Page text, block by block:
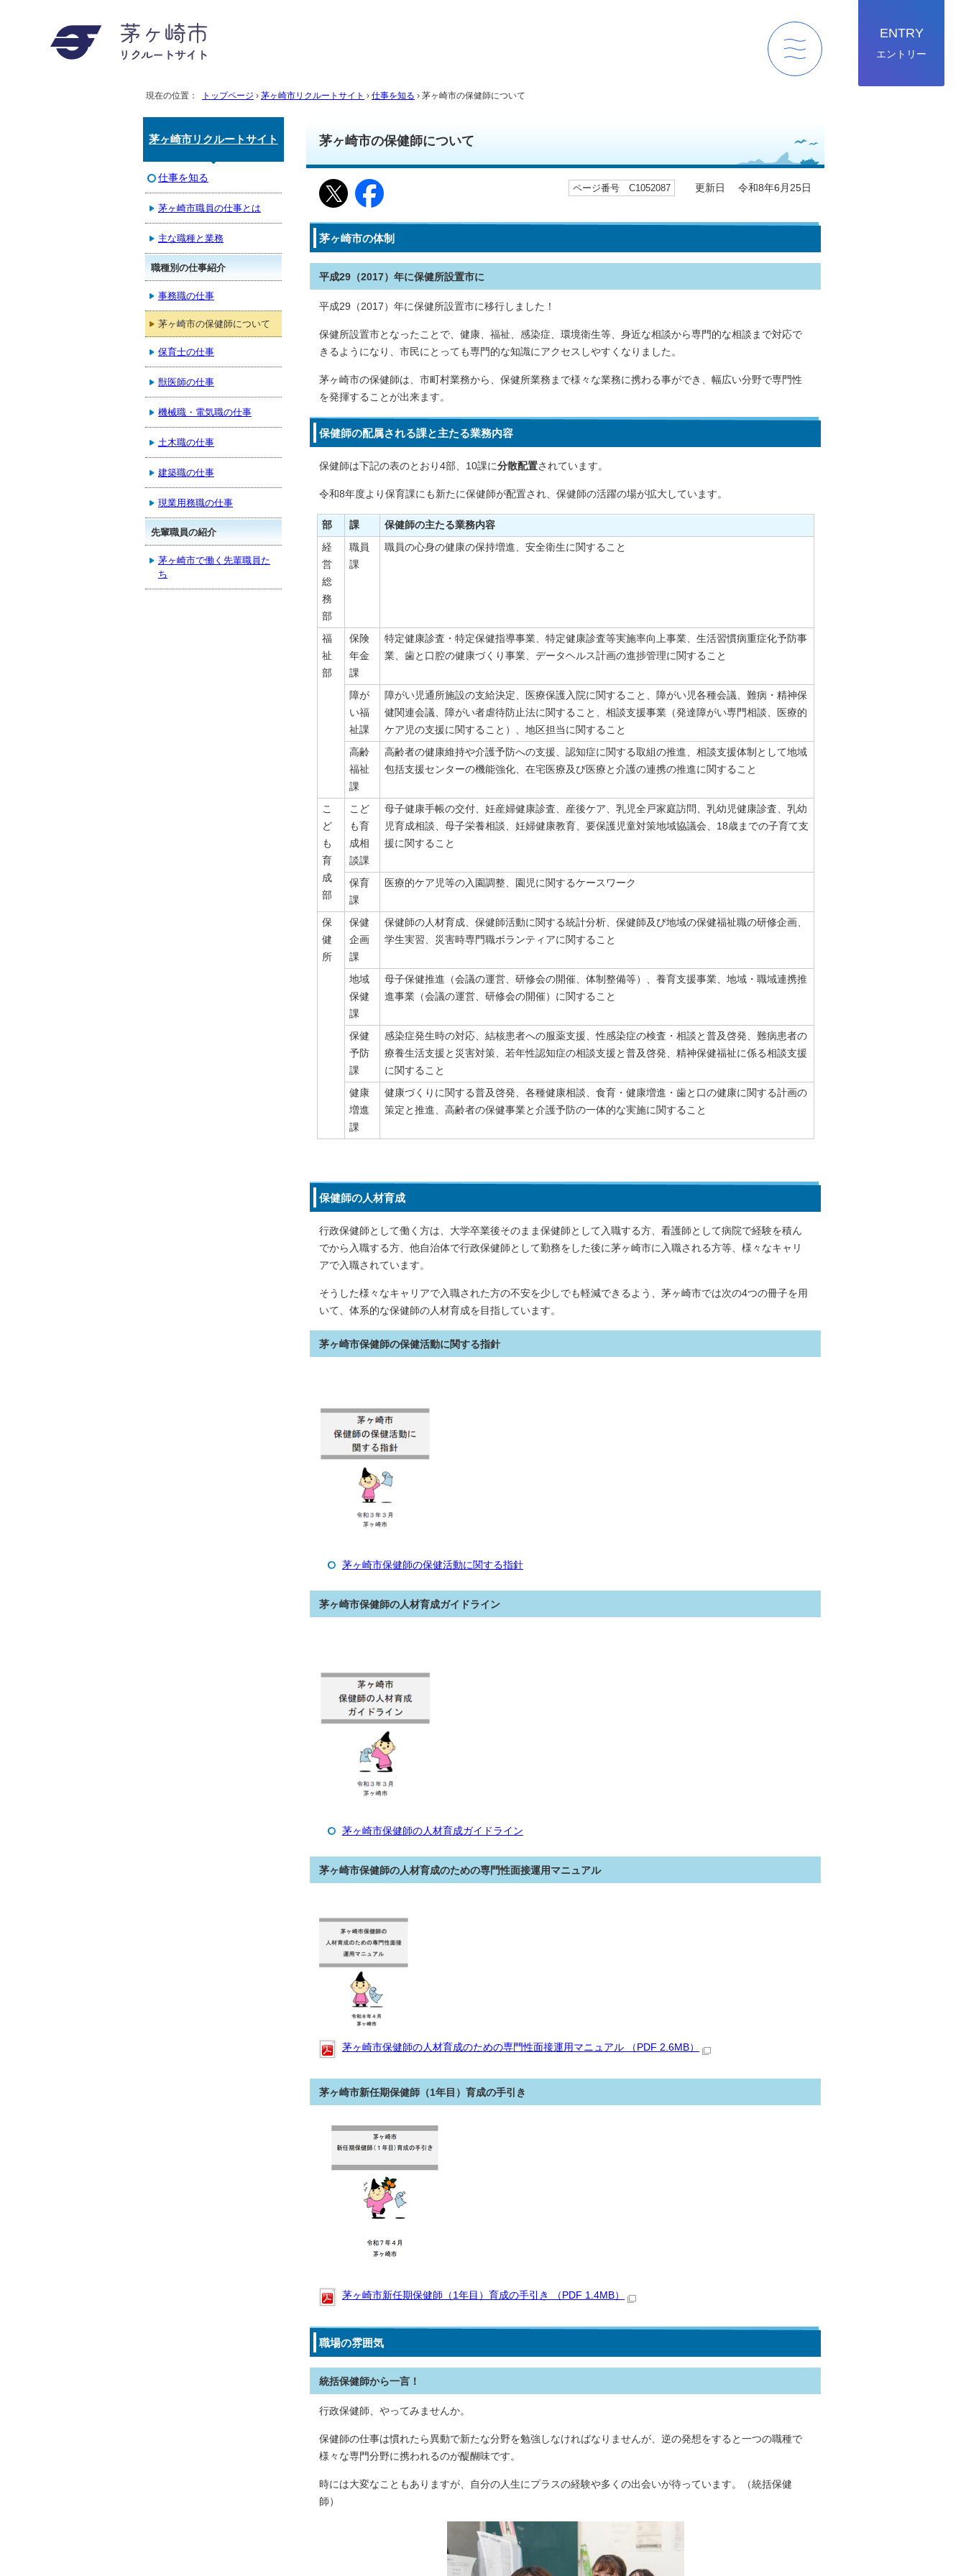
ENTRY
エントリー
現在の位置： トップページ › 茅ヶ崎市リクルートサイト › 仕事を知る › 茅ヶ崎市の保健師について
茅ヶ崎市の保健師について
ページ番号 C1052087 更新日 令和8年6月25日
茅ヶ崎市の体制
平成29（2017）年に保健所設置市に
平成29（2017）年に保健所設置市に移行しました！
保健所設置市となったことで、健康、福祉、感染症、環境衛生等、身近な相談から専門的な相談まで対応で
きるようになり、市民にとっても専門的な知識にアクセスしやすくなりました。
茅ヶ崎市の保健師は、市町村業務から、保健所業務まで様々な業務に携わる事ができ、幅広い分野で専門性
を発揮することが出来ます。
保健師の配属される課と主たる業務内容
保健師は下記の表のとおり4部、10課に分散配置されています。
令和8年度より保育課にも新たに保健師が配置され、保健師の活躍の場が拡大しています。
部 課 保健師の主たる業務内容
経
営
総
務
部
職員
課
職員の心身の健康の保持増進、安全衛生に関すること
福
祉
部
保険
年金
課
特定健康診査・特定保健指導事業、特定健康診査等実施率向上事業、生活習慣病重症化予防事
業、歯と口腔の健康づくり事業、データヘルス計画の進捗管理に関すること
障が
い福
祉課
障がい児通所施設の支給決定、医療保護入院に関すること、障がい児各種会議、難病・精神保
健関連会議、障がい者虐待防止法に関すること、相談支援事業（発達障がい専門相談、医療的
ケア児の支援に関すること）、地区担当に関すること
高齢
福祉
課
高齢者の健康維持や介護予防への支援、認知症に関する取組の推進、相談支援体制として地域
包括支援センターの機能強化、在宅医療及び医療と介護の連携の推進に関すること
こ
ど
も
育
成
部
こど
も育
成相
談課
母子健康手帳の交付、妊産婦健康診査、産後ケア、乳児全戸家庭訪問、乳幼児健康診査、乳幼
児育成相談、母子栄養相談、妊婦健康教育、要保護児童対策地域協議会、18歳までの子育て支
援に関すること
保育
課
医療的ケア児等の入園調整、園児に関するケースワーク
保
健
所
保健
企画
課
保健師の人材育成、保健師活動に関する統計分析、保健師及び地域の保健福祉職の研修企画、
学生実習、災害時専門職ボランティアに関すること
地域
保健
課
母子保健推進（会議の運営、研修会の開催、体制整備等）、養育支援事業、地域・職域連携推
進事業（会議の運営、研修会の開催）に関すること
保健
予防
課
感染症発生時の対応、結核患者への服薬支援、性感染症の検査・相談と普及啓発、難病患者の
療養生活支援と災害対策、若年性認知症の相談支援と普及啓発、精神保健福祉に係る相談支援
に関すること
健康
増進
課
健康づくりに関する普及啓発、各種健康相談、食育・健康増進・歯と口の健康に関する計画の
策定と推進、高齢者の保健事業と介護予防の一体的な実施に関すること
保健師の人材育成
行政保健師として働く方は、大学卒業後そのまま保健師として入職する方、看護師として病院で経験を積ん
でから入職する方、他自治体で行政保健師として勤務をした後に茅ヶ崎市に入職される方等、様々なキャリ
アで入職されています。
そうした様々なキャリアで入職された方の不安を少しでも軽減できるよう、茅ヶ崎市では次の4つの冊子を用
いて、体系的な保健師の人材育成を目指しています。
茅ヶ崎市保健師の保健活動に関する指針
茅ヶ崎市保健師の保健活動に関する指針
茅ヶ崎市保健師の人材育成ガイドライン
茅ヶ崎市保健師の人材育成ガイドライン
茅ヶ崎市保健師の人材育成のための専門性面接運用マニュアル
茅ヶ崎市保健師の人材育成のための専門性面接運用マニュアル （PDF 2.6MB）
茅ヶ崎市新任期保健師（1年目）育成の手引き
茅ヶ崎市新任期保健師（1年目）育成の手引き （PDF 1.4MB）
職場の雰囲気
統括保健師から一言！
行政保健師、やってみませんか。
保健師の仕事は慣れたら異動で新たな分野を勉強しなければなりませんが、逆の発想をすると一つの職種で
様々な専門分野に携われるのが醍醐味です。
時には大変なこともありますが、自分の人生にプラスの経験や多くの出会いが待っています。（統括保健
師）
茅ヶ崎市リクルートサイト
仕事を知る
茅ヶ崎市職員の仕事とは
主な職種と業務
職種別の仕事紹介
事務職の仕事
茅ヶ崎市の保健師について
保育士の仕事
獣医師の仕事
機械職・電気職の仕事
土木職の仕事
建築職の仕事
現業用務職の仕事
先輩職員の紹介
茅ヶ崎市で働く先輩職員た
ち